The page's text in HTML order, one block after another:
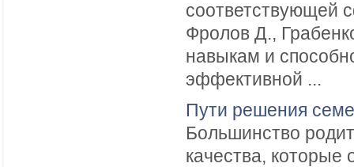
соответствующей
Фролов Д.,
навыкам и
эффективной ...
Пути решения
Большинство
качества, которые